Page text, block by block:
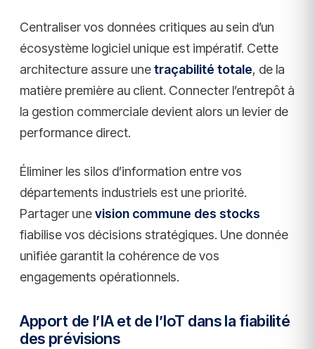
Centraliser vos données critiques au sein d’un
écosystème logiciel unique est impératif. Cette
architecture assure unetraçabilité totale, de la
matière première au client. Connecter l’entrepôt à
la gestion commerciale devient alors un levier de
performance direct.
Éliminer les silos d’information entre vos
départements industriels est une priorité.
Partager unevision commune des stocks
fiabilise vos décisions stratégiques. Une donnée
unifiée garantit la cohérence de vos
engagements opérationnels.
Apport de l’IA et de l’IoT dans la fiabilité
des prévisions